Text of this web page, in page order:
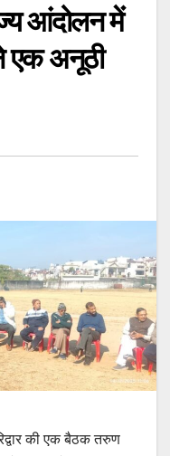
आंदोलन में
एक अनूठी
की एक बैठक तरुण